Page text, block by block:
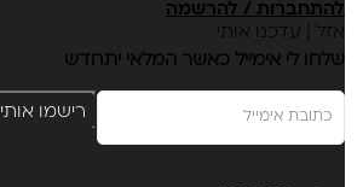
להתחברות / להרשמה
אזל | עדכנו אותי
שלחו לי אימייל כאשר המלאי יתחדש
רישמו אותי